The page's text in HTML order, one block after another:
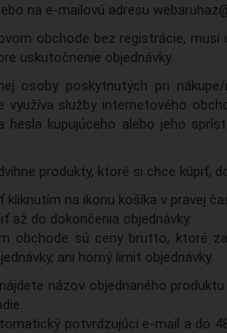
na e-mailovú adresu
obchode bez registrácie,
uskutočnenie objednávky.
osoby poskytnutých pri
využíva služby internetového
hesla kupujúceho alebo jeho
produkty, ktoré si chce kúpiť,
na ikonu košíka v pravej
až do dokončenia objednávky.
obchode sú ceny brutto, ktoré
ani horný limit objednávky.
názov objednaného
potvrdzujúci e-mail a do